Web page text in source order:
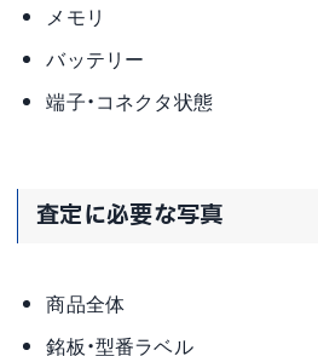
メモリ
バッテリー
端子・コネクタ状態
査定に必要な写真
商品全体
銘板・型番ラベル